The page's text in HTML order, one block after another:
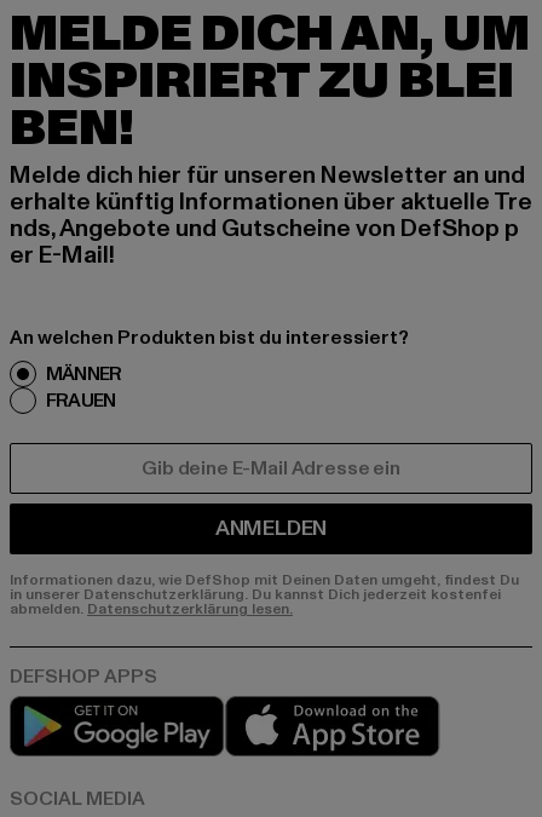
MELDE DICH AN, UM
INSPIRIERT ZU BLEI
BEN!
Melde dich hier für unseren Newsletter an und
erhalte künftig Informationen über aktuelle Tre
nds, Angebote und Gutscheine von DefShop p
er E-Mail!
An welchen Produkten bist du interessiert?
MÄNNER
FRAUEN
ANMELDEN
Informationen dazu, wie DefShop mit Deinen Daten umgeht, findest Du
in unserer Datenschutzerklärung. Du kannst Dich jederzeit kostenfei
abmelden. Datenschutzerklärung lesen.
Play market